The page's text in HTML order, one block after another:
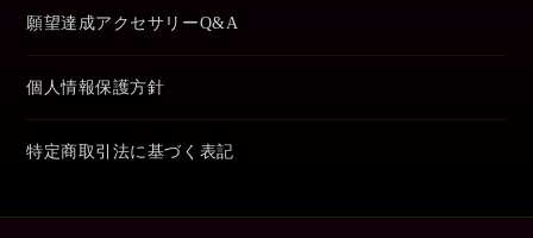
願望達成アクセサリーQ&A
個人情報保護方針
特定商取引法に基づく表記